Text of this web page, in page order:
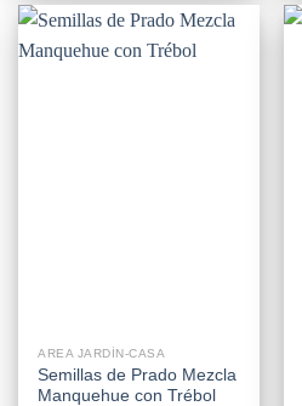
$15.120
hasta
$54.480
AREA JARDÍN-CASA
Semillas de Prado Mezcla
Manquehue con Trébol